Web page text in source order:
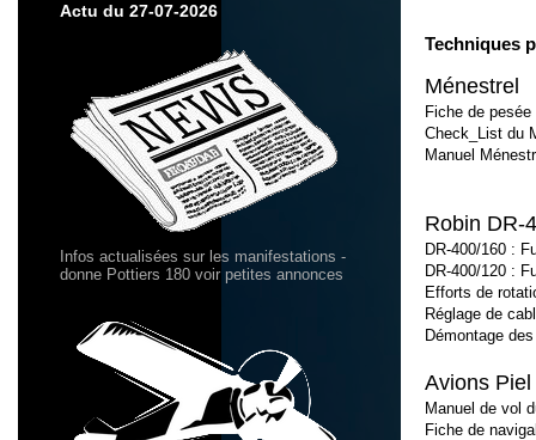
Techniques
Ménestrel
Fiche de
Check_List du
Manuel
Robin DR-
DR-400/160 :
DR-400/120 :
Efforts de
Réglage de
Démontage
Avions Piel
Manuel de vol
Fiche de
Actu du 27-07-2026
Infos actualisées sur les manifestations -
donne Pottiers 180 voir petites annonces